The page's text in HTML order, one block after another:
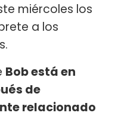
miércoles los
a los
Bob está en
de
relacionado